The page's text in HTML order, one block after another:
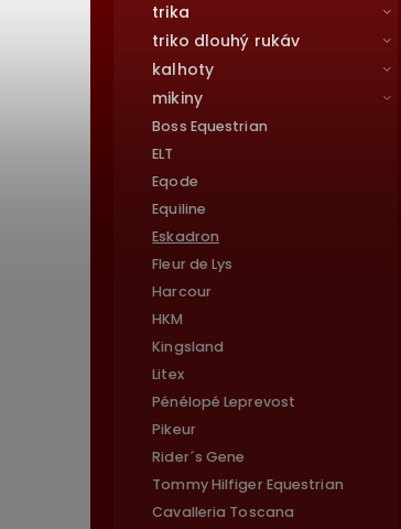
trika
triko dlouhý rukáv
kalhoty
mikiny
Boss Equestrian
ELT
Eqode
Equiline
Eskadron
Fleur de Lys
Harcour
HKM
Kingsland
Litex
Pénélopé Leprevost
Pikeur
Rider´s Gene
Tommy Hilfiger Equestrian
Cavalleria Toscana